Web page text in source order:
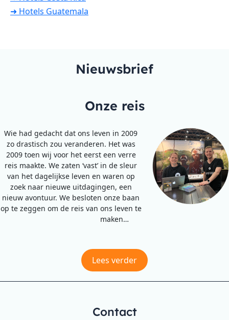
➜ Hotels Guatemala
Nieuwsbrief
Onze reis
Wie had gedacht dat ons leven in 2009
zo drastisch zou veranderen. Het was
2009 toen wij voor het eerst een verre
reis maakte. We zaten ‘vast’ in de sleur
van het dagelijkse leven en waren op
zoek naar nieuwe uitdagingen, een
nieuw avontuur. We besloten onze baan
op te zeggen om de reis van ons leven te
maken…
Lees verder
Contact